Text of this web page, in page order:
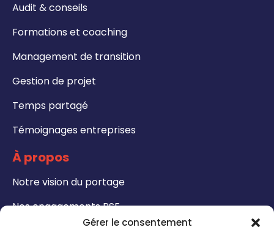
Gérer le consentement
Audit & conseils
Formations et coaching
Management de transition
Gestion de projet
Temps partagé
Témoignages entreprises
À propos
Notre vision du portage
Nos engagements RSE